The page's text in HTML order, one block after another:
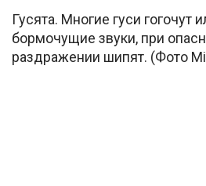
Гусята. Многие гуси гогочут
бормочущие звуки, при
раздражении шипят. (Фото